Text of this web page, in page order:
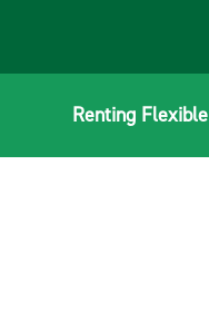
Renting Flexible